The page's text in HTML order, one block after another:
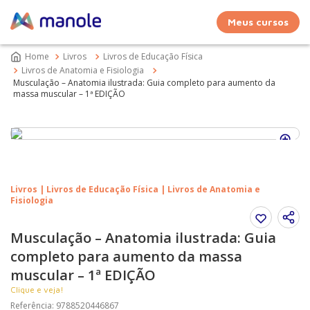
Meus cursos
Livros
Livros de Educação Física
Livros de Anatomia e Fisiologia
Musculação – Anatomia ilustrada: Guia completo para aumento da
massa muscular – 1ª EDIÇÃO
Livros | Livros de Educação Física | Livros de Anatomia e
Fisiologia
Musculação – Anatomia ilustrada: Guia
completo para aumento da massa
muscular – 1ª EDIÇÃO
Clique e veja!
Referência: 9788520446867